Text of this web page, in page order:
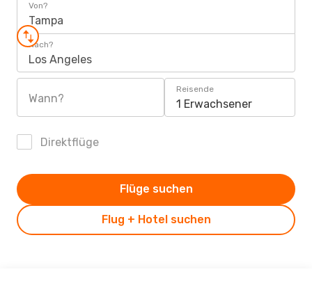
Von?
Tampa
Nach?
Los Angeles
Wann?
Reisende
1 Erwachsener
Direktflüge
Flug + Hotel suchen
Flüge suchen